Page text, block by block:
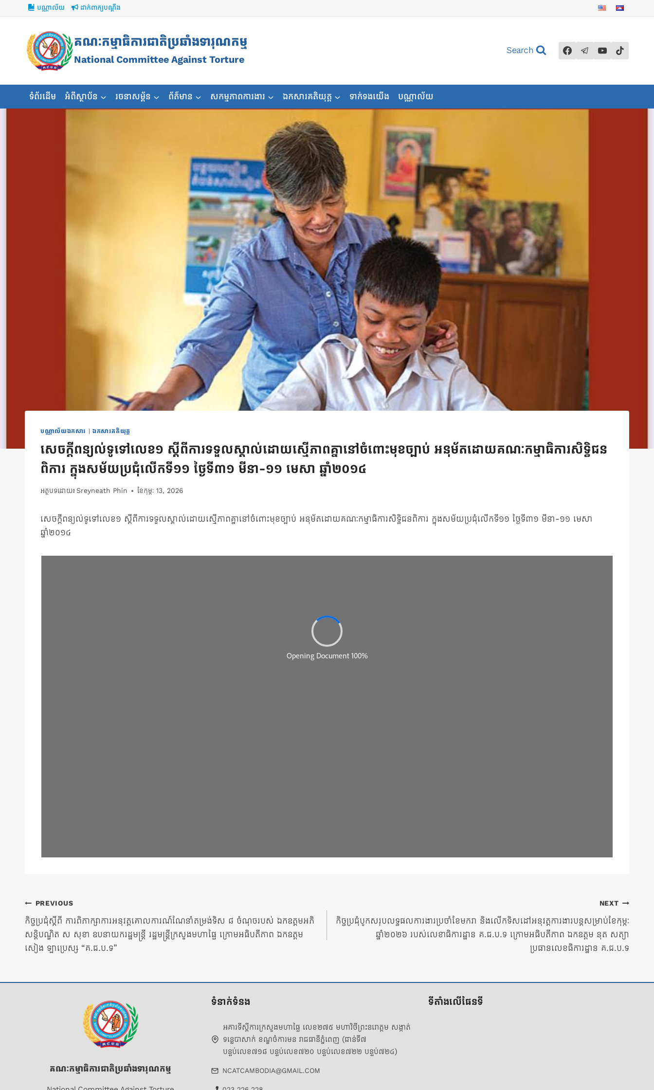
to
content
បណ្ណាល័យ ដាក់ពាក្យបណ្ដឹង
គណៈកម្មាធិការជាតិប្រឆាំងទារុណកម្ម
National Committee Against Torture
Search
ទំព័រដើម អំពីស្ថាប័ន រចនាសម្ព័ន ព័ត៌មាន សកម្មភាពការងារ ឯកសារគតិយុត្ត ទាក់ទងយើង បណ្ណាល័យ
បណ្ណាល័យឯកសារ | ឯកសារគតិយុត្ត
សេចក្ដីពន្យល់ទូទៅលេខ១ ស្តីពីការទទួលស្គាល់ដោយស្មើភាពគ្នានៅចំពោះមុខច្បាប់ អនុម័តដោយគណៈកម្មាធិការសិទ្ធិជន
ពិការ ក្នុងសម័យប្រជុំលើកទី១១ ថ្ងៃទី៣១ មីនា-១១ មេសា ឆ្នាំ២០១៤
អត្ថបទដោយ៖ Sreyneath Phin ខែ​កុម្ភៈ 13, 2026
សេចក្ដីពន្យល់ទូទៅលេខ១ ស្តីពីការទទួលស្គាល់ដោយស្មើភាពគ្នានៅចំពោះមុខច្បាប់ អនុម័តដោយគណៈកម្មាធិការសិទ្ធិជនពិការ ក្នុងសម័យប្រជុំលើកទី១១ ថ្ងៃទី៣១ មីនា-១១ មេសា
ឆ្នាំ២០១៤
ការ​
នាំទិស​
ប្រកាស
PREVIOUS
កិច្ចប្រជុំស្តីពី ការពិភាក្សាការអនុវត្តគោលការណ៍ណែនាំតម្រង់ទិស ៨ ចំណុចរបស់ ឯកឧត្តមអភិ
សន្តិបណ្ឌិត ស សុខា ឧបនាយករដ្ឋមន្រ្តី រដ្ឋមន្រ្តីក្រសួងមហាផ្ទៃ ក្រោមអធិបតីភាព ឯកឧត្តម
សៀង ឡាប្រេស្ស “គ.ជ.ប.ទ”
NEXT
កិច្ចប្រជុំបូកសរុបលទ្ធផលការងារប្រចាំខែមករា និងលើកទិសដៅអនុវត្តការងារបន្តសម្រាប់ខែកុម្ភៈ
ឆ្នាំ២០២៦ របស់លេខាធិការដ្ឋាន គ.ជ.ប.ទ ក្រោមអធិបតីភាព ឯកឧត្តម នុត សត្យា
ប្រធានលេខធិការដ្ឋាន គ.ជ.ប.ទ
គណៈកម្មាធិការជាតិប្រឆាំងទារុណកម្ម
ទំនាក់ទំនង
អគារទីស្តីការក្រសួងមហាផ្ទៃ លេខ២៧៥ មហាវិថីព្រះនរោត្តម សង្កាត់
ទន្លេបាសាក់ ខណ្ឌចំការមន រាជធានីភ្នំពេញ (ជាន់ទី៧
បន្ទប់លេខ៧១៨ បន្ទប់លេខ៧២០ បន្ទប់លេខ៧២២ បន្ទប់៧២៤)
NCATCAMBODIA@GMAIL.COM
ទីតាំងលើផែនទី